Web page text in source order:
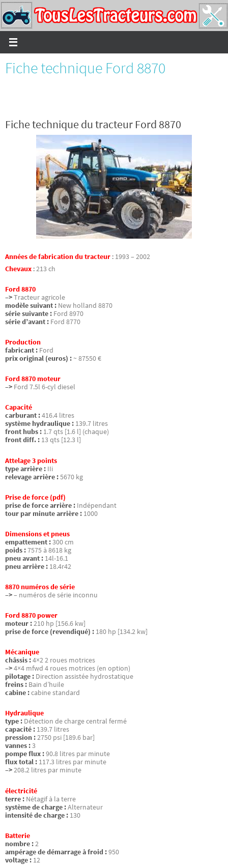
Passer
vers
le
contenu
Fiche technique Ford 8870
Fiche technique du tracteur Ford 8870
Années de fabrication du tracteur : 1993 – 2002
Chevaux :213 ch
Ford 8870
–>Tracteur agricole
modèle suivant : New holland 8870
série suivante : Ford 8970
série d’avant : Ford 8770
Production
fabricant : Ford
prix original (euros) : ~ 87550 €
Ford 8870 moteur
–> Ford 7.5l 6-cyl diesel
Capacité
carburant :416.4 litres
système hydraulique : 139.7 litres
front hubs : 1.7 qts [1.6 l] (chaque)
front diff. : 13 qts [12.3 l]
Attelage 3 points
type arrière : IIi
relevage arrière :5670 kg
Prise de force (pdf)
prise de force arrière : Indépendant
tour par minute arrière : 1000
Dimensions et pneus
empattement :300 cm
poids :7575 à 8618 kg
pneu avant : 14l-16.1
pneu arrière : 18.4r42
8870 numéros de série
–>– numéros de série inconnu
Ford 8870 power
moteur :210 hp [156.6 kw]
prise de force (revendiqué) : 180 hp [134.2 kw]
Mécanique
châssis :4×2 2 roues motrices
–>4×4 mfwd 4 roues motrices (en option)
pilotage : Direction assistée hydrostatique
freins : Bain d’huile
cabine :cabine standard
Hydraulique
type : Détection de charge central fermé
capacité : 139.7 litres
pression :2750 psi [189.6 bar]
vannes :3
pompe flux :90.8 litres par minute
flux total : 117.3 litres par minute
–>208.2 litres par minute
électricité
terre : Nétagif à la terre
système de charge :Alternateur
intensité de charge : 130
Batterie
nombre :2
ampérage de démarrage à froid :950
voltage : 12